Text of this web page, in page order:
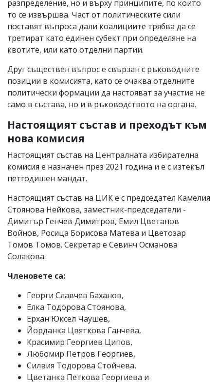
разпределение, но и върху принципите, по които
то се извършва. Част от политическите сили
поставят въпроса дали коалициите трябва да се
третират като единен субект при определяне на
квотите, или като отделни партии.
Друг съществен въпрос е свързан с ръководните
позиции в комисията, като се очаква отделните
политически формации да настояват за участие не
само в състава, но и в ръководството на органа.
Настоящият състав и преходът към
нова комисия
Настоящият състав на Централната избирателна
комисия е назначен през 2021 година и е с изтекъл
петгодишен мандат.
Настоящият състав на ЦИК е с председател Камелия
Стоянова Нейкова, заместник-председатели -
Димитър Генчев Димитров, Емил Цветанов
Войнов, Росица Борисова Матева и Цветозар
Томов Томов. Секретар е Севинч Османова
Солакова.
Членовете са:
Георги Славчев Баханов,
Елка Тодорова Стоянова,
Ерхан Юксел Чаушев,
Йорданка Цвяткова Ганчева,
Красимир Георгиев Ципов,
Любомир Петров Георгиев,
Силвия Тодорова Стойчева,
Цветанка Петкова Георгиева и